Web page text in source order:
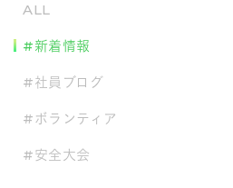
ALL
#新着情報
#社員ブログ
#ボランティア
#安全大会